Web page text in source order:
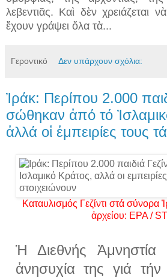
λεβεντιᾶς. Καὶ δὲν
ἔχουν γράψει ὅλα τὰ...
Γεροντικό Δεν υπάρχουν σχόλια:
Ἰράκ: Περίπου 2.000
σώθηκαν ἀπό τό
ἀλλά οἱ ἐμπειρίες τους
Καταυλισμός Γεζίντι στά σύνορα
ἀρχείου: EPA /
Ἡ Διεθνής Ἀμνηστία
ἀνησυχία της γιά